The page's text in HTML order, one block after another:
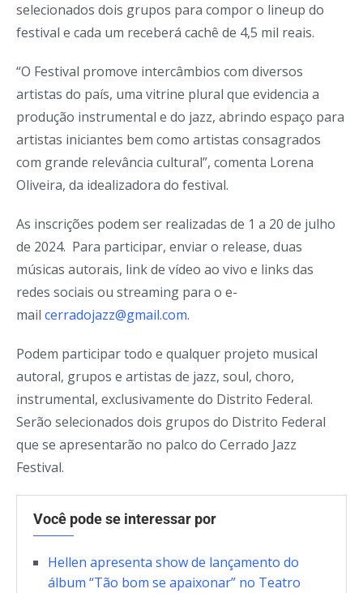
selecionados dois grupos para compor o lineup do
festival e cada um receberá cachê de 4,5 mil reais.
“O Festival promove intercâmbios com diversos
artistas do país, uma vitrine plural que evidencia a
produção instrumental e do jazz, abrindo espaço para
artistas iniciantes bem como artistas consagrados
com grande relevância cultural”, comenta Lorena
Oliveira, da idealizadora do festival.
As inscrições podem ser realizadas de 1 a 20 de julho
de 2024. Para participar, enviar o release, duas
músicas autorais, link de vídeo ao vivo e links das
redes sociais ou streaming para o e-
mail cerradojazz@gmail.com.
Podem participar todo e qualquer projeto musical
autoral, grupos e artistas de jazz, soul, choro,
instrumental, exclusivamente do Distrito Federal.
Serão selecionados dois grupos do Distrito Federal
que se apresentarão no palco do Cerrado Jazz
Festival.
Você pode se interessar por
Hellen apresenta show de lançamento do
álbum “Tão bom se apaixonar” no Teatro